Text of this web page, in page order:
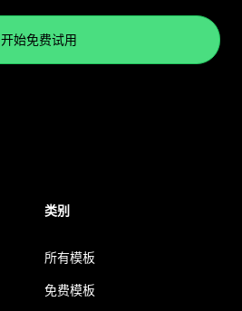
开始免费试用
类别
所有模板
免费模板